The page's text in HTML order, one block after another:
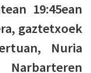
19:45ean
gaztetxoek
Nuria